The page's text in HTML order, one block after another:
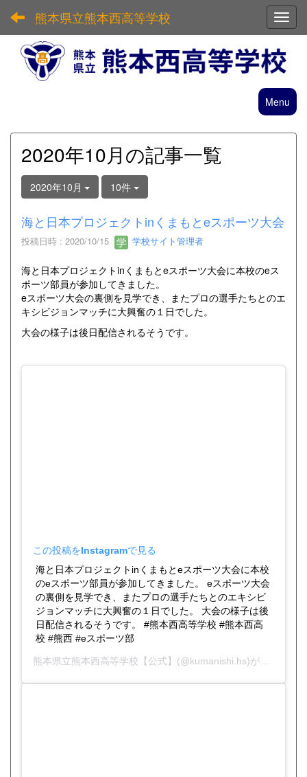
熊本県立熊本西高等学校
Menu
2020年10月の記事一覧
2020年10月 10件
海と日本プロジェクトinくまもとeスポーツ大会
投稿日時 : 2020/10/15 学校サイト管理者
海と日本プロジェクトinくまもとeスポーツ大会に本校のeス
ポーツ部員が参加してきました。
eスポーツ大会の裏側を見学でき、またプロの選手たちとのエ
キシビジョンマッチに大興奮の１日でした。
大会の様子は後日配信されるそうです。
この投稿をInstagramで見る
海と日本プロジェクトinくまもとeスポーツ大会に本校
のeスポーツ部員が参加してきました。 eスポーツ大会
の裏側を見学でき、またプロの選手たちとのエキシビ
ジョンマッチに大興奮の１日でした。 大会の様子は後
日配信されるそうです。 #熊本西高等学校 #熊本西高
校 #熊西 #eスポーツ部
熊本県立熊本西高等学校【公式】 (@kumanishi.hs)がシェアした投稿 -